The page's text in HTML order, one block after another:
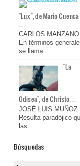
"Lux", de Mario Cuenca
…
CARLOS MANZANO
En términos
se llama…
"La
Odisea", de Christo…
JOSÉ LUIS MUÑOZ
Resulta paradójico
las…
Búsquedas